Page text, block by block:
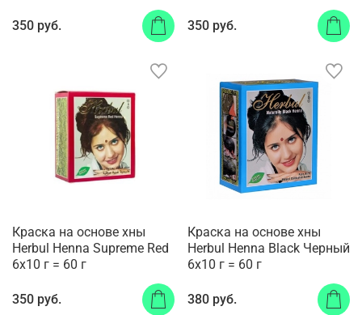
350 руб. 350 руб.
Краска на основе хны
Herbul Henna Supreme Red
6х10 г = 60 г
350 руб.
Краска на основе хны
Herbul Henna Black Черный
6х10 г = 60 г
380 руб.